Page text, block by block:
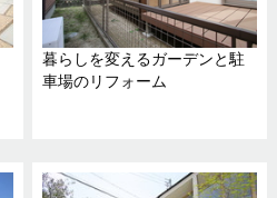
暮らしを変えるガーデンと駐
車場のリフォーム